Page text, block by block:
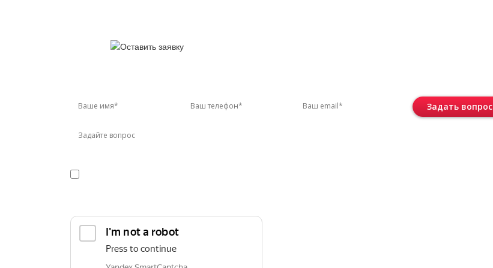
Задать вопрос